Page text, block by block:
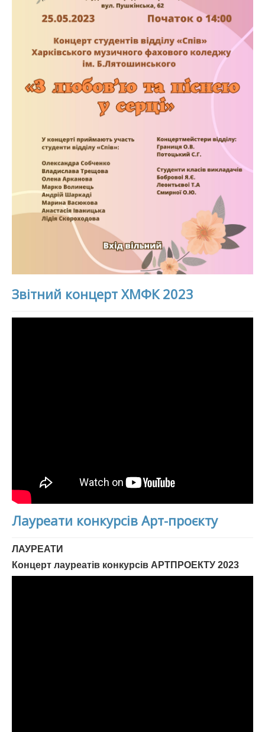
Звітний концерт ХМФК 2023
Лауреати конкурсів Арт-проєкту
ЛАУРЕАТИ
Концерт лауреатів конкурсів АРТПРОЕКТУ 2023